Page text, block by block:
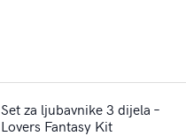
Set za ljubavnike 3 dijela –
Lovers Fantasy Kit